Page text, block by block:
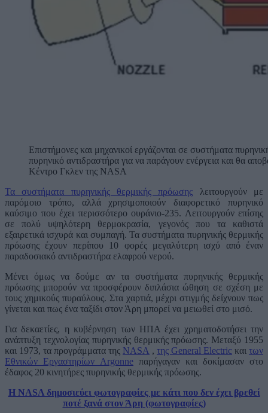
Επιστήμονες και μηχανικοί εργάζονται σε συστήματα
πυρηνικό αντιδραστήρα για να παράγουν ενέργεια και θα
Κέντρο Γκλεν της NASA
Τα συστήματα πυρηνικής θερμικής πρόωσης λειτουργούν με
παρόμοιο τρόπο, αλλά χρησιμοποιούν διαφορετικό πυρηνικό
καύσιμο που έχει περισσότερο ουράνιο-235. Λειτουργούν επίσης
σε πολύ υψηλότερη θερμοκρασία, γεγονός που τα καθιστά
εξαιρετικά ισχυρά και συμπαγή. Τα συστήματα πυρηνικής θερμικής
πρόωσης έχουν περίπου 10 φορές μεγαλύτερη ισχύ από έναν
παραδοσιακό αντιδραστήρα ελαφρού νερού.
Μένει όμως να δούμε αν τα συστήματα πυρηνικής θερμικής
πρόωσης μπορούν να προσφέρουν διπλάσια ώθηση σε σχέση με
τους χημικούς πυραύλους. Στα χαρτιά, μέχρι στιγμής δείχνουν πως
γίνεται και πως ένα ταξίδι στον Άρη μπορεί να μειωθεί στο μισό.
Για δεκαετίες, η κυβέρνηση των ΗΠΑ έχει χρηματοδοτήσει την
ανάπτυξη τεχνολογίας πυρηνικής θερμικής πρόωσης. Μεταξύ 1955
και 1973, τα προγράμματα της NASA , της General Electric και των
Εθνικών Εργαστηρίων Argonne παρήγαγαν και δοκίμασαν στο
έδαφος 20 κινητήρες πυρηνικής θερμικής πρόωσης.
Η NASA δημοσιεύει φωτογραφίες με κάτι που δεν έχει βρεθεί
ποτέ ξανά στον Άρη (φωτογραφίες)